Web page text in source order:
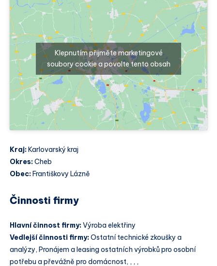
Klepnutím přijměte marketingové
soubory cookie a povolte tento obsah
Kraj: Karlovarský kraj
Okres:Cheb
Obec: Františkovy Lázně
Činnosti firmy
Hlavní činnost firmy:Výroba elektřiny
Vedlejší činnosti firmy:Ostatní technické zkoušky a
analýzy, Pronájem a leasing ostatních výrobků pro osobní
potřebu a převážně pro domácnost, , , ,